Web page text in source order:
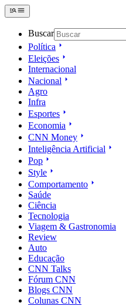
Buscar
Política
Eleições
Internacional
Nacional
Agro
Infra
Esportes
Economia
CNN Money
Inteligência Artificial
Pop
Style
Comportamento
Saúde
Ciência
Tecnologia
Viagem & Gastronomia
Review
Auto
Educação
CNN Talks
Fórum CNN
Blogs CNN
Colunas CNN